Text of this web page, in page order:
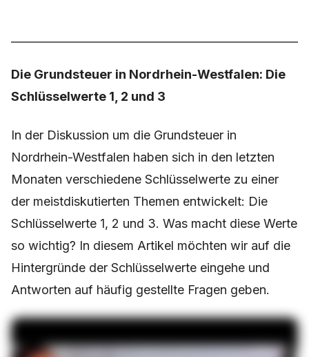
Die Grundsteuer in Nordrhein-Westfalen: Die
Schlüsselwerte 1, 2 und 3
In der Diskussion um die Grundsteuer in
Nordrhein-Westfalen haben sich in den letzten
Monaten verschiedene Schlüsselwerte zu einer
der meistdiskutierten Themen entwickelt: Die
Schlüsselwerte 1, 2 und 3. Was macht diese Werte
so wichtig? In diesem Artikel möchten wir auf die
Hintergründe der Schlüsselwerte eingehe und
Antworten auf häufig gestellte Fragen geben.